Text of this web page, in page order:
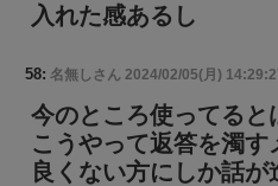
入れた感あるし
58: 名無しさん 2024/02/05(月)
今のところ使ってると
こうやって返答を濁す
良くない方にしか話